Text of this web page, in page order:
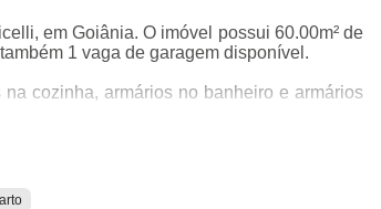
em Goiânia. O imóvel possui 60.00m² de
1 vaga de garagem disponível.
cozinha, armários no banheiro e armários
uma área de lazer.